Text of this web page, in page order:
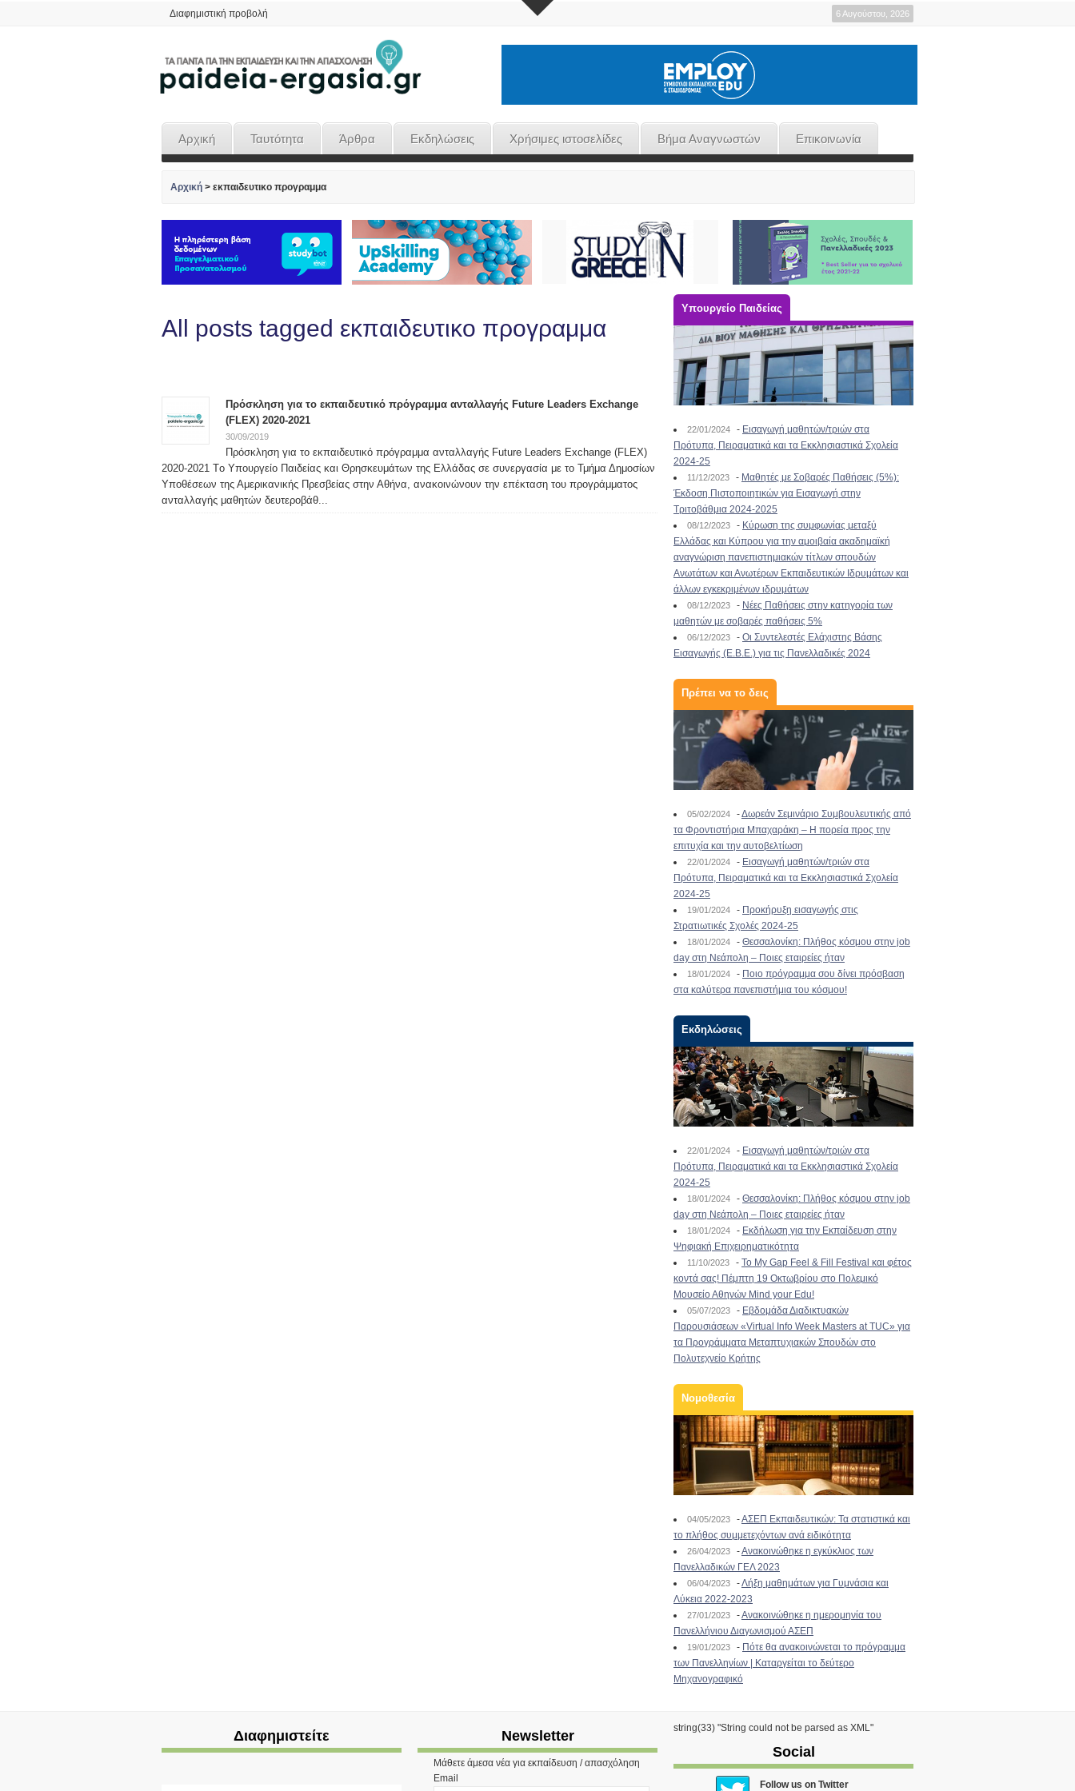
Διαφημιστική προβολή 6 Αυγούστου, 2026
Αρχική Ταυτότητα Άρθρα Εκδηλώσεις Χρήσιμες ιστοσελίδες Βήμα Αναγνωστών Επικοινωνία
Αρχική > εκπαιδευτικο προγραμμα
All posts tagged εκπαιδευτικο προγραμμα
1ο Βραβευμένο
Μετά την επιτυχία της «Χριστουγεννιάτικης»
Πρόσκληση για το εκπαιδευτικό πρόγραμμα ανταλλαγής Future Leaders Exchange
(FLEX) 2020-2021
30/09/2019
Πρόσκληση για το εκπαιδευτικό πρόγραμμα ανταλλαγής Future Leaders Exchange (FLEX)
2020-2021 Tο Υπουργείο Παιδείας και Θρησκευμάτων της Ελλάδας σε συνεργασία με το Τμήμα Δημοσίων
Υποθέσεων της Αμερικανικής Πρεσβείας στην Αθήνα, ανακοινώνουν την επέκταση του προγράμματος
ανταλλαγής μαθητών δευτεροβάθ...
Υπουργείο Παιδείας
22/01/2024 - Εισαγωγή μαθητών/τριών στα
Πρότυπα, Πειραματικά και τα Εκκλησιαστικά Σχολεία
2024-25
11/12/2023 - Μαθητές με Σοβαρές Παθήσεις (5%):
Έκδοση Πιστοποιητικών για Εισαγωγή στην
Τριτοβάθμια 2024-2025
08/12/2023 - Κύρωση της συμφωνίας μεταξύ
Ελλάδας και Κύπρου για την αμοιβαία ακαδημαϊκή
αναγνώριση πανεπιστημιακών τίτλων σπουδών
Ανωτάτων και Ανωτέρων Εκπαιδευτικών Ιδρυμάτων και
άλλων εγκεκριμένων ιδρυμάτων
08/12/2023 - Νέες Παθήσεις στην κατηγορία των
μαθητών με σοβαρές παθήσεις 5%
06/12/2023 - Οι Συντελεστές Ελάχιστης Βάσης
Εισαγωγής (Ε.Β.Ε.) για τις Πανελλαδικές 2024
Πρέπει να το δεις
05/02/2024 -Δωρεάν Σεμινάριο Συμβουλευτικής από
τα Φροντιστήρια Μπαχαράκη – Η πορεία προς την
επιτυχία και την αυτοβελτίωση
22/01/2024 - Εισαγωγή μαθητών/τριών στα
Πρότυπα, Πειραματικά και τα Εκκλησιαστικά Σχολεία
2024-25
19/01/2024 - Προκήρυξη εισαγωγής στις
Στρατιωτικές Σχολές 2024-25
18/01/2024 - Θεσσαλονίκη: Πλήθος κόσμου στην job
day στη Νεάπολη – Ποιες εταιρείες ήταν
18/01/2024 - Ποιο πρόγραμμα σου δίνει πρόσβαση
στα καλύτερα πανεπιστήμια του κόσμου!
Εκδηλώσεις
22/01/2024 - Εισαγωγή μαθητών/τριών στα
Πρότυπα, Πειραματικά και τα Εκκλησιαστικά Σχολεία
2024-25
18/01/2024 - Θεσσαλονίκη: Πλήθος κόσμου στην job
day στη Νεάπολη – Ποιες εταιρείες ήταν
18/01/2024 - Εκδήλωση για την Εκπαίδευση στην
Ψηφιακή Επιχειρηματικότητα
11/10/2023 - To My Gap Feel & Fill Festival και φέτος
κοντά σας! Πέμπτη 19 Οκτωβρίου στο Πολεμικό
Μουσείο Αθηνών Mind your Edu!
05/07/2023 - Εβδομάδα Διαδικτυακών
Παρουσιάσεων «Virtual Info Week Masters at TUC» για
τα Προγράμματα Μεταπτυχιακών Σπουδών στο
Πολυτεχνείο Κρήτης
Νομοθεσία
04/05/2023 -ΑΣΕΠ Εκπαιδευτικών: Τα στατιστικά και
το πλήθος συμμετεχόντων ανά ειδικότητα
26/04/2023 -Ανακοινώθηκε η εγκύκλιος των
Πανελλαδικών ΓΕΛ 2023
06/04/2023 -Λήξη μαθημάτων για Γυμνάσια και
Λύκεια 2022-2023
27/01/2023 -Ανακοινώθηκε η ημερομηνία του
Πανελλήνιου Διαγωνισμού ΑΣΕΠ
19/01/2023 - Πότε θα ανακοινώνεται το πρόγραμμα
των Πανελληνίων | Καταργείται το δεύτερο
Μηχανογραφικό
Διαφημιστείτε Newsletter
Μάθετε άμεσα νέα για εκπαίδευση / απασχόληση
Email
string(33) "String could not be parsed as XML"
Social
Follow us on Twitter